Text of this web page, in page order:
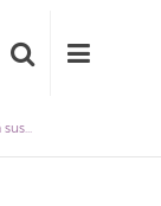
La Fundación General de la ULL reciclará sus lonas publicitarias donándolas a Redisain, una empresa local de diseño de complementos de moda